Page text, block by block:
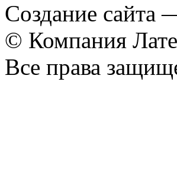
Создание сайта
© Компания
Все права